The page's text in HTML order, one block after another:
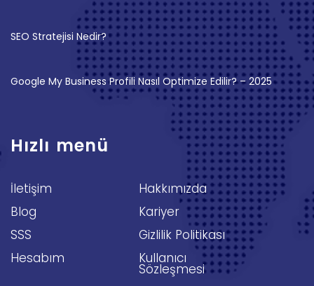
SEO Stratejisi Nedir?
Google My Business Profili Nasıl Optimize Edilir? – 2025
Hızlı menü
İletişim
Hakkımızda
Blog
Kariyer
SSS
Gizlilik Politikası
Hesabım
Kullanıcı
Sözleşmesi